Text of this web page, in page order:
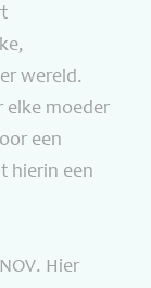
wereld.
elke moeder
een
hierin een
Hier